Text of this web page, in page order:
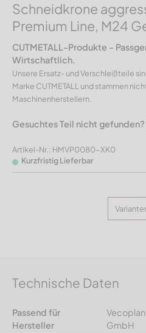
Schneidkrone
Premium Line, M24
CUTMETALL-Produkte -
Wirtschaftlich.
Unsere Ersatz- und Verschleißteile
Marke CUTMETALL und stammen
Maschinenherstellern.
Gesuchtes Teil nicht gefunden?
Artikel-Nr.: HMVP0080-XK0
Kurzfristig Lieferbar
Technische Daten
Passend für
Hersteller
GmbH